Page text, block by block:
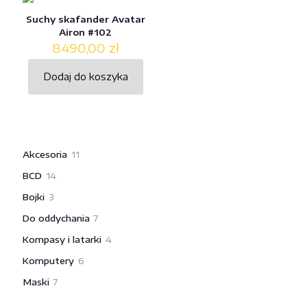
Suchy skafander Avatar
Airon #102
8490,00 zł
Dodaj do koszyka
Akcesoria 11
BCD 1414
Bojki 33
Do oddychania 7
Kompasy i latarki 44
Komputery 66
Maski 7